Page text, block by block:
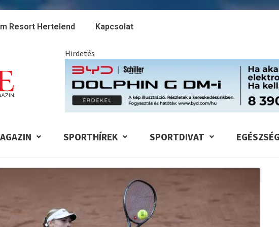
Resort Hertelend Kapcsolat
Hirdetés
SPORTHÍREK SPORTDIVAT EGÉSZSÉG